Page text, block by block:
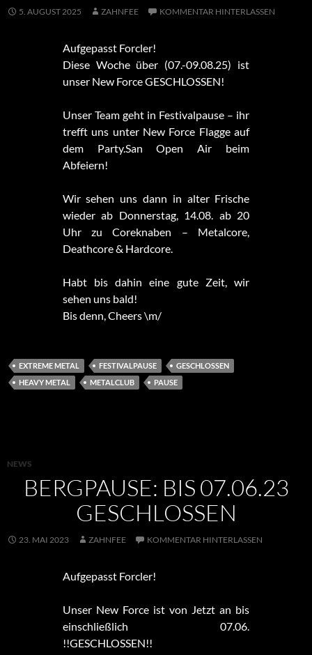
5. AUGUST 2025 ZAHNFEE KOMMENTAR HINTERLASSEN
Aufgepasst Forcler!
Diese Woche über (07.-09.08.25) ist
unser New Force GESCHLOSSEN!
Unser Team geht in Festivalpause – ihr
trefft uns unter New Force Flagge auf
dem Party.San Open Air beim
Abfeiern!
Wir sehen uns dann in alter Frische
wieder ab Donnerstag, 14.08. ab 20
Uhr zu Coreknaben – Metalcore,
Deathcore & Hardcore.
Habt bis dahin eine gute Zeit, wir
sehen uns bald!
Bis denn, Cheers \m/
EXTREME METAL FESTIVALPAUSE
GESCHLOSSEN
HEAVY METAL
METALCLUB PAUSE
NEWS
BERGPAUSE: BIS 07.06.23
GESCHLOSSEN
23. MAI 2023 ZAHNFEE KOMMENTAR HINTERLASSEN
Aufgepasst Forcler!
Unser New Force ist von Jetzt an bis
einschließlich 07.06.
!!GESCHLOSSEN!!